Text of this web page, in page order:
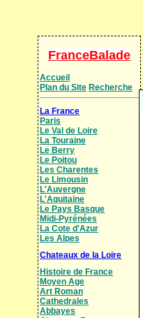
FranceBalade
Accueil
Plan du Site Recherche
La France
Paris
Le Val de Loire
La Touraine
Le Berry
Le Poitou
Les Charentes
Le Limousin
L'Auvergne
L'Aquitaine
Le Pays Basque
Midi-Pyrénées
La Cote d'Azur
Les Alpes
Chateaux de la Loire
Histoire de France
Moyen Age
Art Roman
Cathedrales
Abbayes